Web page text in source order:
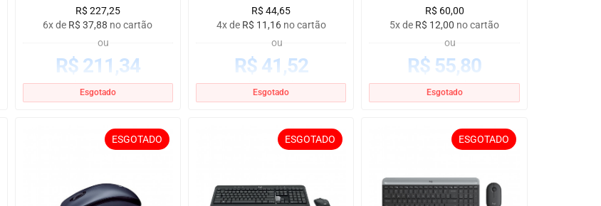
R$ 227,25
6x de R$ 37,88 no cartão
ou
R$211,34
no boleto à vista
Esgotado
R$ 44,65
4x de R$ 11,16 no cartão
ou
R$41,52
no boleto à vista
Esgotado
R$ 60,00
5x de R$ 12,00 no cartão
ou
R$ 55,80
no boleto à vista
Esgotado
ESGOTADO ESGOTADO ESGOTADO